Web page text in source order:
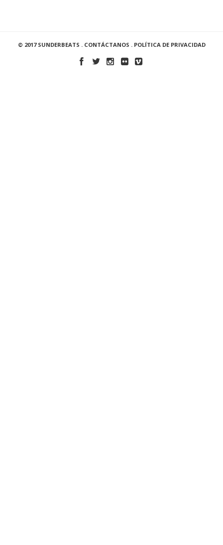
© 2017 SUNDERBEATS . CONTÁCTANOS . POLÍTICA DE PRIVACIDAD